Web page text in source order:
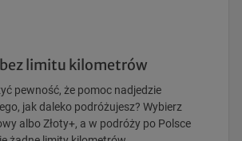
limitu kilometrów
pewność, że pomoc nadjedzie
jak daleko podróżujesz? Wybierz
albo Złoty+, a w podróży po Polsce